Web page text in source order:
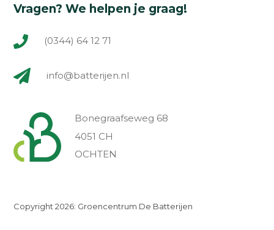
Vragen? We helpen je graag!
(0344) 64 12 71
info@batterijen.nl
Bonegraafseweg 68
4051 CH
OCHTEN
Copyright 2026: Groencentrum De Batterijen